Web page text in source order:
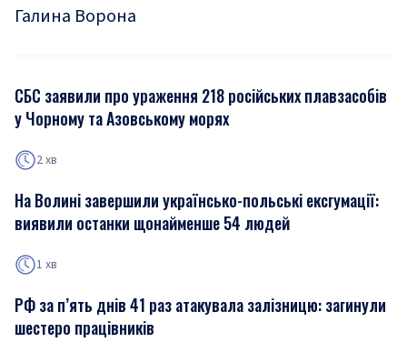
Галина Ворона
СБС заявили про ураження 218 російських плавзасобів
у Чорному та Азовському морях
2 хв
На Волині завершили українсько-польські ексгумації:
виявили останки щонайменше 54 людей
1 хв
РФ за п’ять днів 41 раз атакувала залізницю: загинули
шестеро працівників